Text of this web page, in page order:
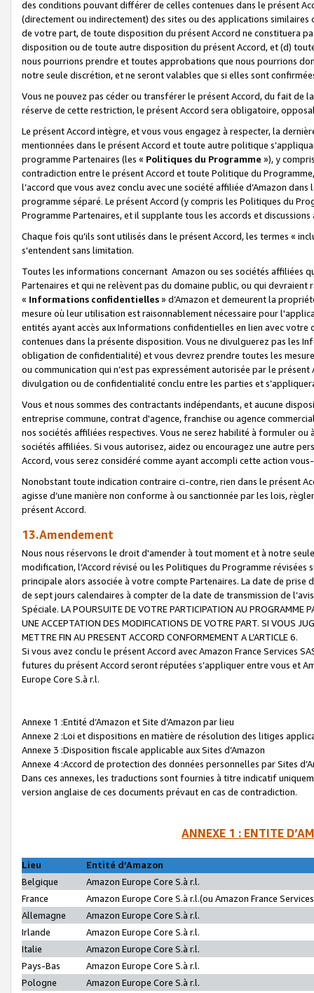
des conditions pouvant différer de celles contenues dans le présent
(directement ou indirectement) des sites ou des applications
de votre part, de toute disposition du présent Accord ne constituera
disposition ou de toute autre disposition du présent Accord, et (d)
nous pourrions prendre et toutes approbations que nous pourrions
notre seule discrétion, et ne seront valables que si elles sont
Vous ne pouvez pas céder ou transférer le présent Accord, du fait de
réserve de cette restriction, le présent Accord sera obligatoire,
Le présent Accord intègre, et vous vous engagez à respecter, la
mentionnées dans le présent Accord et toute autre politique
programme Partenaires (les « Politiques du Programme »), y
contradiction entre le présent Accord et toute Politique du
l’accord que vous avez conclu avec une société affiliée d’Amazon
programme séparé. Le présent Accord (y compris les Politiques du
Programme Partenaires, et il supplante tous les accords et discussions
Chaque fois qu’ils sont utilisés dans le présent Accord, les termes «
s'entendent sans limitation.
Toutes les informations concernant Amazon ou ses sociétés affiliées
Partenaires et qui ne relèvent pas du domaine public, ou qui
« Informations confidentielles» d’Amazon et demeurent la
mesure où leur utilisation est raisonnablement nécessaire pour
entités ayant accès aux Informations confidentielles en lien avec
contenues dans la présente disposition. Vous ne divulguerez pas les
obligation de confidentialité) et vous devrez prendre toutes les
ou communication qui n’est pas expressément autorisée par le
divulgation ou de confidentialité conclu entre les parties et
Vous et nous sommes des contractants indépendants, et aucune
entreprise commune, contrat d'agence, franchise ou agence
nos sociétés affiliées respectives. Vous ne serez habilité à formuler
sociétés affiliées. Si vous autorisez, aidez ou encouragez une autre
Accord, vous serez considéré comme ayant accompli cette action
Nonobstant toute indication contraire ci-contre, rien dans le présent
agisse d’une manière non conforme à ou sanctionnée par les lois,
présent Accord.
13.Amendement
Nous nous réservons le droit d'amender à tout moment et à notre
modification, l’Accord révisé ou les Politiques du Programme
principale alors associée à votre compte Partenaires. La date de
de sept jours calendaires à compter de la date de transmission de
Spéciale. LA POURSUITE DE VOTRE PARTICIPATION AU PROGRAMME
UNE ACCEPTATION DES MODIFICATIONS DE VOTRE PART. SI VOUS
METTRE FIN AU PRESENT ACCORD CONFORMEMENT A L’ARTICLE 6.
Si vous avez conclu le présent Accord avec Amazon France Services
futures du présent Accord seront réputées s’appliquer entre vous et
Europe Core S.à r.l.
Annexe 1 :Entité d’Amazon et Site d’Amazon par lieu
Annexe 2 :Loi et dispositions en matière de résolution des litiges
Annexe 3 :Disposition fiscale applicable aux Sites d’Amazon
Annexe 4 :Accord de protection des données personnelles par Sites
Dans ces annexes, les traductions sont fournies à titre indicatif
version anglaise de ces documents prévaut en cas de contradiction.
ANNEXE 1 : ENTITE
Lieu
Entité d’Amazon
Belgique
Amazon Europe Core S.à r.l.
France
Amazon Europe Core S.à r.l.(ou Amazon France
Allemagne
Amazon Europe Core S.à r.l.
Irlande
Amazon Europe Core S.à r.l.
Italie
Amazon Europe Core S.à r.l.
Pays-Bas
Amazon Europe Core S.à r.l.
Pologne
Amazon Europe Core S.à r.l.